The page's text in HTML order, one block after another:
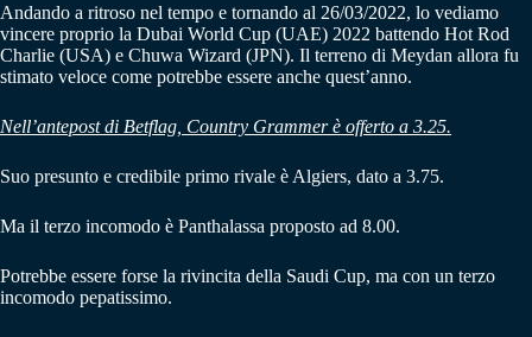
Andando a ritroso nel tempo e tornando al 26/03/2022, lo vediamo
vincere proprio la Dubai World Cup (UAE) 2022 battendo Hot Rod
Charlie (USA) e Chuwa Wizard (JPN). Il terreno di Meydan allora fu
stimato veloce come potrebbe essere anche quest’anno.
Nell’antepost di Betflag, Country Grammer è offerto a 3.25.
Suo presunto e credibile primo rivale è Algiers, dato a 3.75.
Ma il terzo incomodo è Panthalassa proposto ad 8.00.
Potrebbe essere forse la rivincita della Saudi Cup, ma con un terzo
incomodo pepatissimo.